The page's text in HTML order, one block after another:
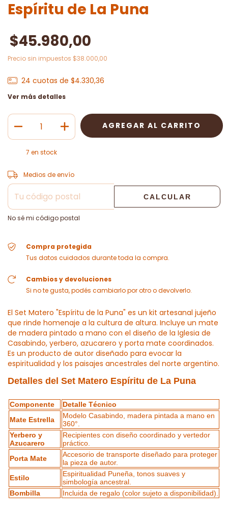
Espíritu de La Puna
$45.980,00
Precio sin impuestos $38.000,00
24 cuotas de $4.330,36
Ver más detalles
7 en stock
Entregas para el CP:
Medios de envío
CALCULAR
No sé mi código postal
Compra protegida
Tus datos cuidados durante toda la compra.
Cambios y devoluciones
Si no te gusta, podés cambiarlo por otro o devolverlo.
El Set Matero "Espíritu de la Puna" es un kit artesanal jujeño
que rinde homenaje a la cultura de altura. Incluye un mate
de madera pintado a mano con el diseño de la Iglesia de
Casabindo, yerbero, azucarero y porta mate coordinados.
Es un producto de autor diseñado para evocar la
espiritualidad y los paisajes ancestrales del norte argentino.
Detalles del Set Matero Espíritu de La Puna
Componente
Detalle Técnico
Mate Estrella
Modelo Casabindo, madera pintada a mano en
360°.
Yerbero y
Azucarero
Recipientes con diseño coordinado y vertedor
práctico.
Porta Mate
Accesorio de transporte diseñado para proteger
la pieza de autor.
Estilo
Espiritualidad Puneña, tonos suaves y
simbología ancestral.
Bombilla
Incluida de regalo (color sujeto a disponibilidad).